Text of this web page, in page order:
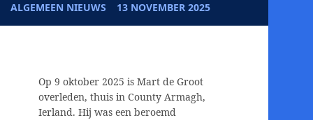
ALGEMEEN NIEUWS 13 NOVEMBER 2025
Op 9 oktober 2025 is Mart de Groot
overleden, thuis in County Armagh,
Ierland. Hij was een beroemd